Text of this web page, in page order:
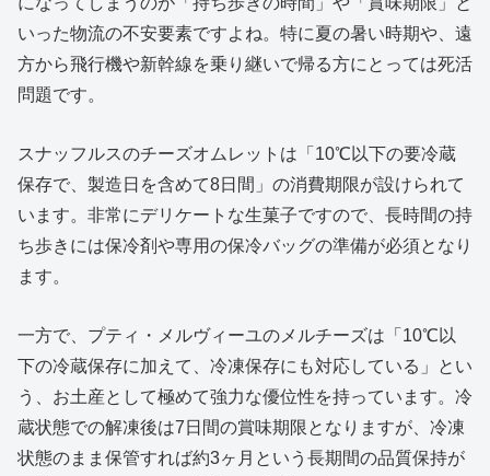
いった物流の不安要素ですよね。特に夏の暑い時期や、遠
方から飛行機や新幹線を乗り継いで帰る方にとっては死活
問題です。
スナッフルスのチーズオムレットは「10℃以下の要冷蔵
保存で、製造日を含めて8日間」の消費期限が設けられて
います。非常にデリケートな生菓子ですので、長時間の持
ち歩きには保冷剤や専用の保冷バッグの準備が必須となり
ます。
一方で、プティ・メルヴィーユのメルチーズは「10℃以
下の冷蔵保存に加えて、冷凍保存にも対応している」とい
う、お土産として極めて強力な優位性を持っています。冷
蔵状態での解凍後は7日間の賞味期限となりますが、冷凍
状態のまま保管すれば約3ヶ月という長期間の品質保持が